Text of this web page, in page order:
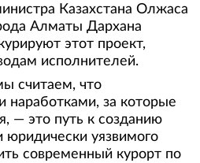
Казахстана Олжаса
Алматы Дархана
этот проект,
исполнителей.
считаем, что
наработками, за которые
— это путь к созданию
юридически уязвимого
современный курорт по